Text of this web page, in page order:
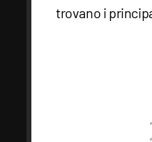
trovano i